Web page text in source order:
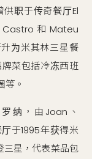
职于传奇餐厅El
和Mateu
为米其林三星餐
菜包括冷冻西班
等。
纳，由Joan、
于1995年获得米
星，代表菜品包